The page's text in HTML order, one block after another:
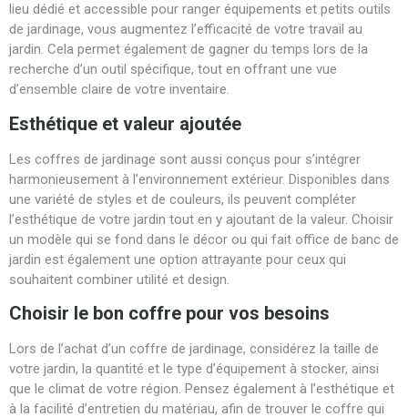
lieu dédié et accessible pour ranger équipements et petits outils
de jardinage, vous augmentez l’efficacité de votre travail au
jardin. Cela permet également de gagner du temps lors de la
recherche d’un outil spécifique, tout en offrant une vue
d’ensemble claire de votre inventaire.
Esthétique et valeur ajoutée
Les coffres de jardinage sont aussi conçus pour s’intégrer
harmonieusement à l’environnement extérieur. Disponibles dans
une variété de styles et de couleurs, ils peuvent compléter
l’esthétique de votre jardin tout en y ajoutant de la valeur. Choisir
un modèle qui se fond dans le décor ou qui fait office de banc de
jardin est également une option attrayante pour ceux qui
souhaitent combiner utilité et design.
Choisir le bon coffre pour vos besoins
Lors de l’achat d’un coffre de jardinage, considérez la taille de
votre jardin, la quantité et le type d’équipement à stocker, ainsi
que le climat de votre région. Pensez également à l’esthétique et
à la facilité d’entretien du matériau, afin de trouver le coffre qui